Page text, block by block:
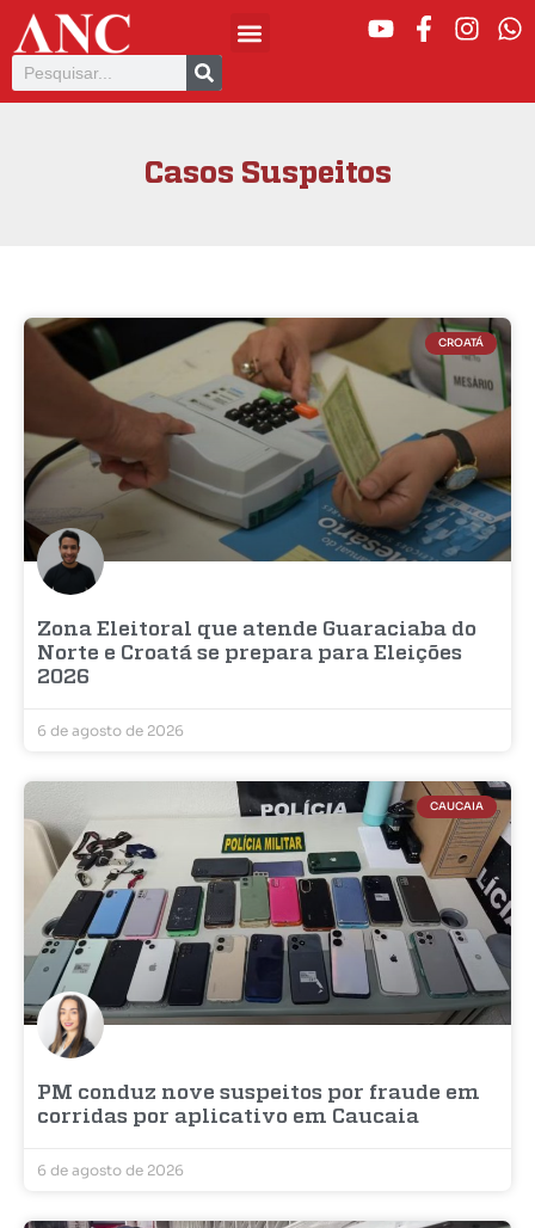
Casos Suspeitos
CROATÁ
Zona Eleitoral que atende Guaraciaba do
Norte e Croatá se prepara para Eleições
2026
6 de agosto de 2026
CAUCAIA
PM conduz nove suspeitos por fraude em
corridas por aplicativo em Caucaia
6 de agosto de 2026